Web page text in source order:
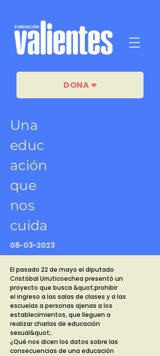
DONA
Una
educ
ación
que
nos
cuida
08-03-2023
El pasado 22 de mayo el diputado
Cristóbal Urruticoechea presentó un
proyecto que busca &quot;prohibir
el ingreso a las salas de clases y a las
escuelas a personas ajenas a los
establecimientos, que lleguen a
realizar charlas de educación
sexual&quot;.
¿Qué nos dicen los datos sobre las
consecuencias de una educación